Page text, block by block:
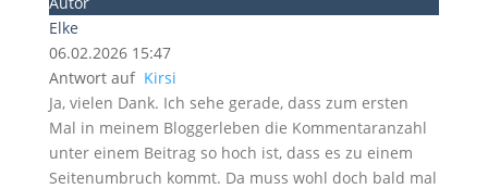
Elke
06.02.2026 15:47
Antwort auf Kirsi
Ja, vielen Dank. Ich sehe gerade, dass zum ersten
Mal in meinem Bloggerleben die Kommentaranzahl
unter einem Beitrag so hoch ist, dass es zu einem
Seitenumbruch kommt. Da muss wohl doch bald mal